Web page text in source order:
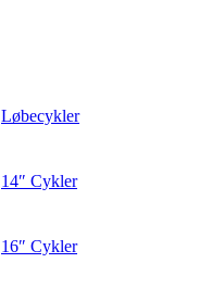
Løbecykler
14″ Cykler
16″ Cykler